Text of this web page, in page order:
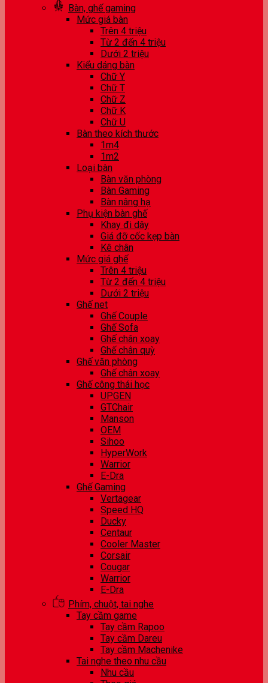
Bàn, ghế gaming
Mức giá bàn
Trên 4 triệu
Từ 2 đến 4 triệu
Dưới 2 triệu
Kiểu dáng bàn
Chữ Y
Chữ T
Chữ Z
Chữ K
Chữ U
Bàn theo kích thước
1m4
1m2
Loại bàn
Bàn văn phòng
Bàn Gaming
Bàn nâng hạ
Phụ kiện bàn ghế
Khay đi dây
Giá đỡ cốc kẹp bàn
Kê chân
Mức giá ghế
Trên 4 triệu
Từ 2 đến 4 triệu
Dưới 2 triệu
Ghế net
Ghế Couple
Ghế Sofa
Ghế chân xoay
Ghế chân quỳ
Ghế văn phòng
Ghế chân xoay
Ghế công thái học
UPGEN
GTChair
Manson
OEM
Sihoo
HyperWork
Warrior
E-Dra
Ghế Gaming
Vertagear
Speed HQ
Ducky
Centaur
Cooler Master
Corsair
Cougar
Warrior
E-Dra
Phím, chuột, tai nghe
Tay cầm game
Tay cầm Rapoo
Tay cầm Dareu
Tay cầm Machenike
Tai nghe theo nhu cầu
Nhu cầu